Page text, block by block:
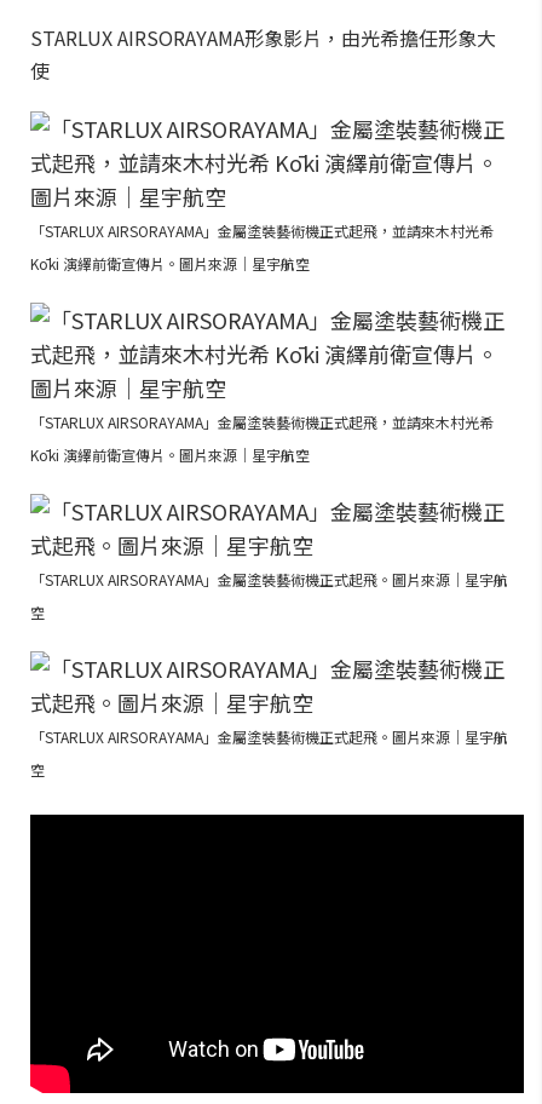
STARLUX AIRSORAYAMA形象影片，由光希擔任形象大
使
「STARLUX AIRSORAYAMA」金屬塗裝藝術機正式起飛，並請來木村光希
Kōki 演繹前衛宣傳片。圖片來源｜星宇航空
「STARLUX AIRSORAYAMA」金屬塗裝藝術機正式起飛，並請來木村光希
Kōki 演繹前衛宣傳片。圖片來源｜星宇航空
「STARLUX AIRSORAYAMA」金屬塗裝藝術機正式起飛。圖片來源｜星宇航
空
「STARLUX AIRSORAYAMA」金屬塗裝藝術機正式起飛。圖片來源｜星宇航
空